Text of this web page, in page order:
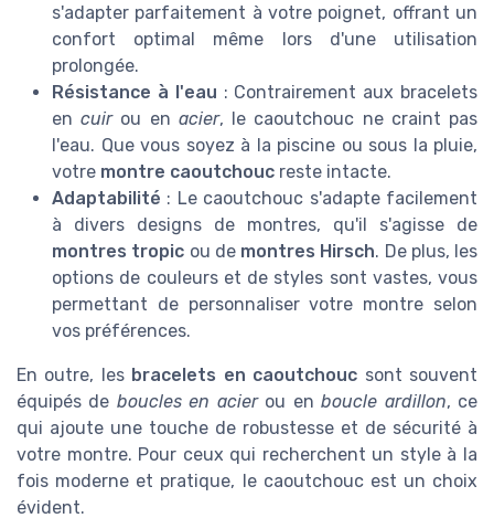
s'adapter parfaitement à votre poignet, offrant un
confort optimal même lors d'une utilisation
prolongée.
Résistance à l'eau : Contrairement aux bracelets
encuirou en acier, le caoutchouc ne craint pas
l'eau. Que vous soyez à la piscine ou sous la pluie,
votre montre caoutchouc reste intacte.
Adaptabilité : Le caoutchouc s'adapte facilement
à divers designs de montres, qu'il s'agisse de
montres tropic ou de montres Hirsch. De plus, les
options de couleurs et de styles sont vastes, vous
permettant de personnaliser votre montre selon
vos préférences.
En outre, les bracelets en caoutchouc sont souvent
équipés de boucles en acierou enboucle ardillon, ce
qui ajoute une touche de robustesse et de sécurité à
votre montre. Pour ceux qui recherchent un style à la
fois moderne et pratique, le caoutchouc est un choix
évident.